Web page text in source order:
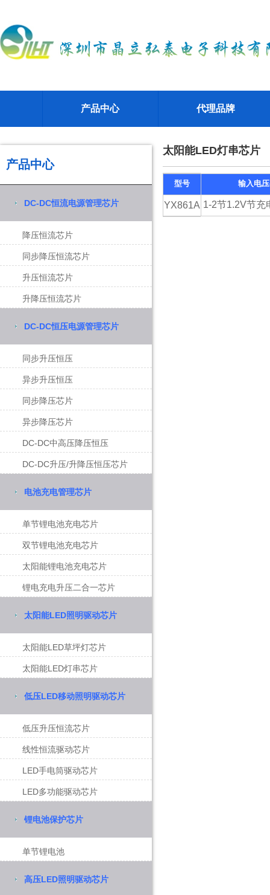
产品中心 代理品牌
产品中心
DC-DC恒流电源管理芯片
降压恒流芯片
同步降压恒流芯片
升压恒流芯片
升降压恒流芯片
DC-DC恒压电源管理芯片
同步升压恒压
异步升压恒压
同步降压芯片
异步降压芯片
DC-DC中高压降压恒压
DC-DC升压/升降压恒压芯片
电池充电管理芯片
单节锂电池充电芯片
双节锂电池充电芯片
太阳能锂电池充电芯片
锂电充电升压二合一芯片
太阳能LED照明驱动芯片
太阳能LED草坪灯芯片
太阳能LED灯串芯片
低压LED移动照明驱动芯片
低压升压恒流芯片
线性恒流驱动芯片
LED手电筒驱动芯片
LED多功能驱动芯片
锂电池保护芯片
单节锂电池
高压LED照明驱动芯片
太阳能LED灯串芯片
型号 输入电
YX861A 1-2节1.2V节充